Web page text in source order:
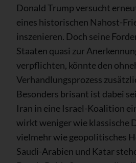
Donald Trump versucht
eines historischen Nahost-
inszenieren. Doch seine
Staaten quasi zur
verpflichten, könnte den
Verhandlungsprozess
Besonders brisant ist dabei
Iran in eine Israel-Koalition
wirkt weniger wie klassische
vielmehr wie geopolitisches
Saudi-Arabien und Katar